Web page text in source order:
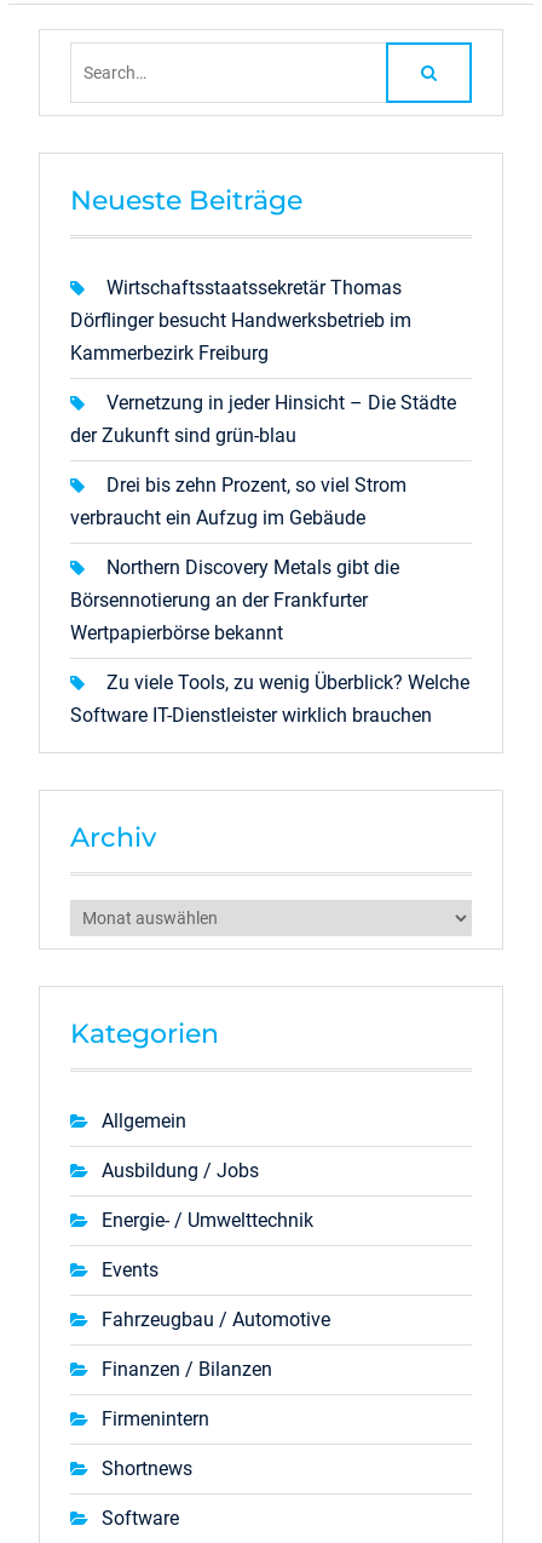
Neueste Beiträge
Wirtschaftsstaatssekretär Thomas
Dörflinger besucht Handwerksbetrieb im
Kammerbezirk Freiburg
Vernetzung in jeder Hinsicht – Die Städte
der Zukunft sind grün-blau
Drei bis zehn Prozent, so viel Strom
verbraucht ein Aufzug im Gebäude
Northern Discovery Metals gibt die
Börsennotierung an der Frankfurter
Wertpapierbörse bekannt
Zu viele Tools, zu wenig Überblick? Welche
Software IT-Dienstleister wirklich brauchen
Archiv
Archiv
Kategorien
Allgemein
Ausbildung / Jobs
Energie- / Umwelttechnik
Events
Fahrzeugbau / Automotive
Finanzen / Bilanzen
Firmenintern
Shortnews
Software